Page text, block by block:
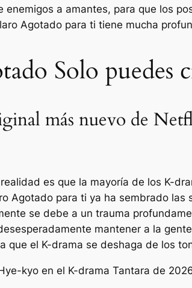
enemigos a amantes, para que los
Agotado para ti tiene mucha
Solo puedes
más nuevo de
es que la mayoría de los K-
Agotado para ti ya ha sembrado las
se debe a un trauma
mantener a la
que el K-drama se deshaga de los